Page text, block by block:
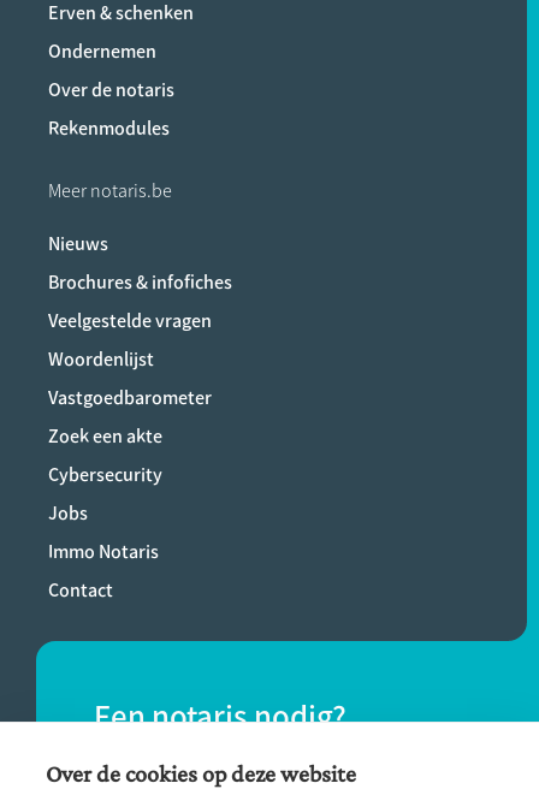
Erven & schenken
Ondernemen
Over de notaris
Rekenmodules
Meer notaris.be
Nieuws
Brochures & infofiches
Veelgestelde vragen
Woordenlijst
Vastgoedbarometer
Zoek een akte
Cybersecurity
Jobs
Immo Notaris
Contact
Een notaris nodig?
Vind eenvoudig een notaris bij jou in de
Over de cookies op deze website